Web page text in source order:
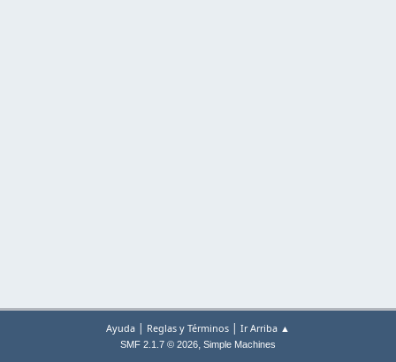
Ayuda | Reglas y Términos | Ir Arriba ▲
SMF 2.1.7 © 2026, Simple Machines